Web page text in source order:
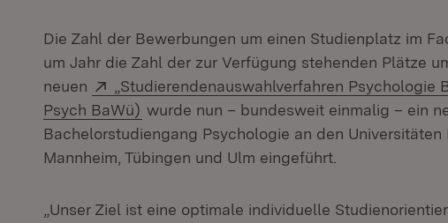
Die Zahl der Bewerbungen um einen Studienplatz im
um Jahr die Zahl der zur Verfügung stehenden Plätze
neuen
Extern:
„Studierendenauswahlverfahren Psychologie
Psych BaWü) (Öffnet in neuem Fenster)
wurde nun – bundesweit einmalig – ein
Bachelorstudiengang Psychologie an den Universitäten
Mannheim, Tübingen und Ulm eingeführt.
„Unser Ziel ist eine optimale individuelle